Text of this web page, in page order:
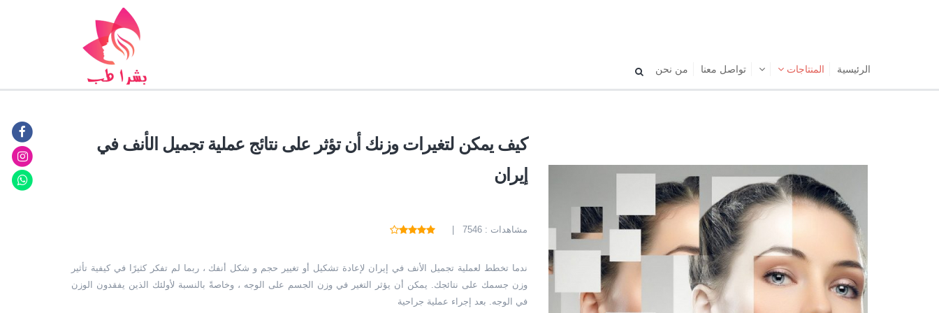
الرئیسیة المنتاجات تواصل معنا من نحن
كيف يمكن لتغيرات وزنك أن تؤثر على نتائج عملية تجميل الأنف في
إيران
مشاهدات : 7546 |
ندما تخطط لعملية تجميل الأنف في إيران لإعادة تشكيل أو تغيير حجم و شكل أنفك ، ربما لم تفكر كثيرًا في كيفية تأثير
وزن جسمك على نتائجك. يمكن أن يؤثر التغير في وزن الجسم على الوجه ، وخاصةً بالنسبة لأولئك الذين يفقدون الوزن
في الوجه. بعد إجراء عملية جراحية